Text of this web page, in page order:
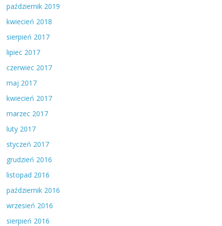
październik 2019
kwiecień 2018
sierpień 2017
lipiec 2017
czerwiec 2017
maj 2017
kwiecień 2017
marzec 2017
luty 2017
styczeń 2017
grudzień 2016
listopad 2016
październik 2016
wrzesień 2016
sierpień 2016